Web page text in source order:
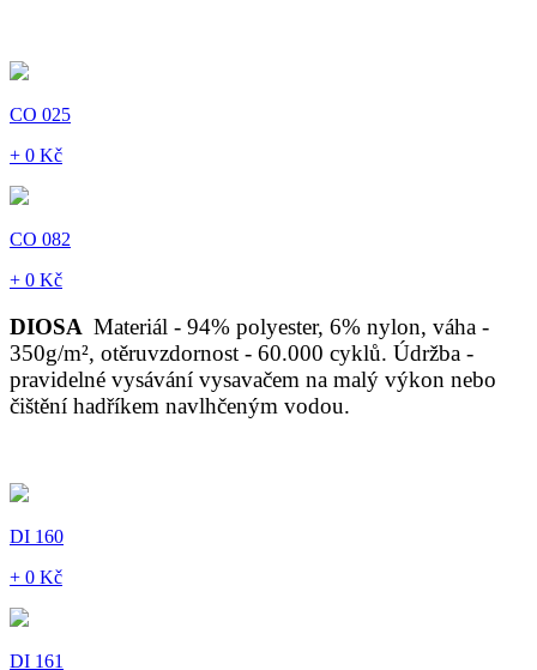
CO 025
+ 0 Kč
CO 082
+ 0 Kč
DIOSA Materiál - 94% polyester, 6% nylon, váha -
350g/m², otěruvzdornost - 60.000 cyklů. Údržba -
pravidelné vysávání vysavačem na malý výkon nebo
čištění hadříkem navlhčeným vodou.
DI 160
+ 0 Kč
DI 161